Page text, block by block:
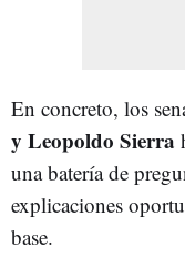
En concreto, los
y Leopoldo Sierra
una batería de
explicaciones
base.